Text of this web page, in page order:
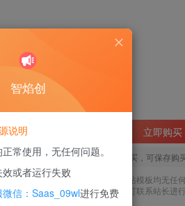
合伙人免费
立即购买
您当前未登录！建议登陆后购买，可保存购
全站资源！
所有工作流及网站模板均无任
使用期间，任何问题均可联系站长进
智焰创
说明
常使用，无任何问题。
或者运行失败
微信：Saas_09wl进行免费